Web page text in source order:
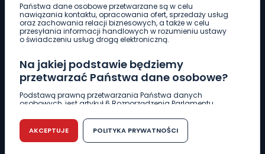
Państwa dane osobowe przetwarzane są w celu
nawiązania kontaktu, opracowania ofert, sprzedaży usług
oraz zachowania relacji biznesowych, a także w celu
przesyłania informacji handlowych w rozumieniu ustawy
o świadczeniu usług drogą elektroniczną.
Na jakiej podstawie będziemy
przetwarzać Państwa dane osobowe?
Podstawą prawną przetwarzania Państwa danych
osobowych, jest artykuł 6 Rozporządzenia Parlamentu
r. w sprawie ochrony osób fizycznych w związku z
przetwarzaniem danych osobowych w sprawie
swobodnego przepływu takich danych oraz uchylenia
dyrektywy 95/46/WE (RODO).
AKCEPTUJE POLITYKA PRYWATNOŚCI
REDAKCJA
62 735 22 22redakcja@wlkp24.info
DZIAŁ REKLAMY
62 735 01 85 reklama@wlkp24.info
WIADOMOŚCI
CIEKAWOSTKI